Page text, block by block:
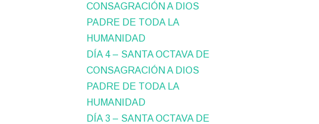
CONSAGRACIÓN A DIOS
PADRE DE TODA LA
HUMANIDAD
DÍA 4 – SANTA OCTAVA DE
CONSAGRACIÓN A DIOS
PADRE DE TODA LA
HUMANIDAD
DÍA 3 – SANTA OCTAVA DE